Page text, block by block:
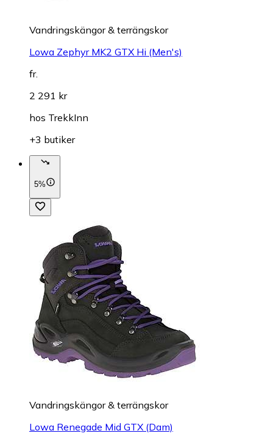
Vandringskängor & terrängskor
Lowa Zephyr MK2 GTX Hi (Men's)
fr.
2 291 kr
hos TrekkInn
+3 butiker
5%
Vandringskängor & terrängskor
Lowa Renegade Mid GTX (Dam)